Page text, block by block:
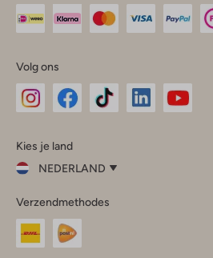
Volg ons
InstagramFacebook
Kies je land
NEDERLAND
je
land
Nederland
Verzendmethodes